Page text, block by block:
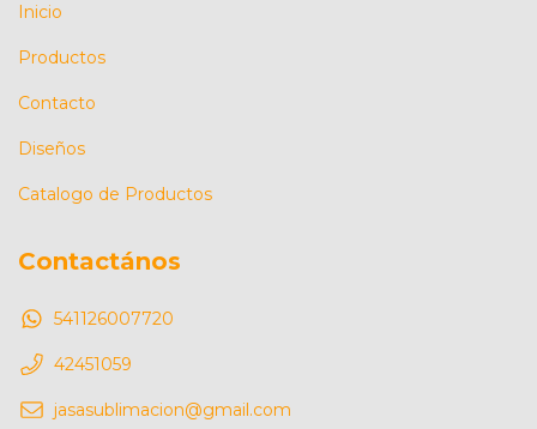
Inicio
Productos
Contacto
Diseños
Catalogo de Productos
Contactános
541126007720
42451059
jasasublimacion@gmail.com